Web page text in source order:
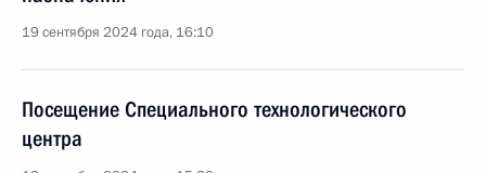
19 сентября 2024 года, 16:10
Посещение Специального технологического
центра